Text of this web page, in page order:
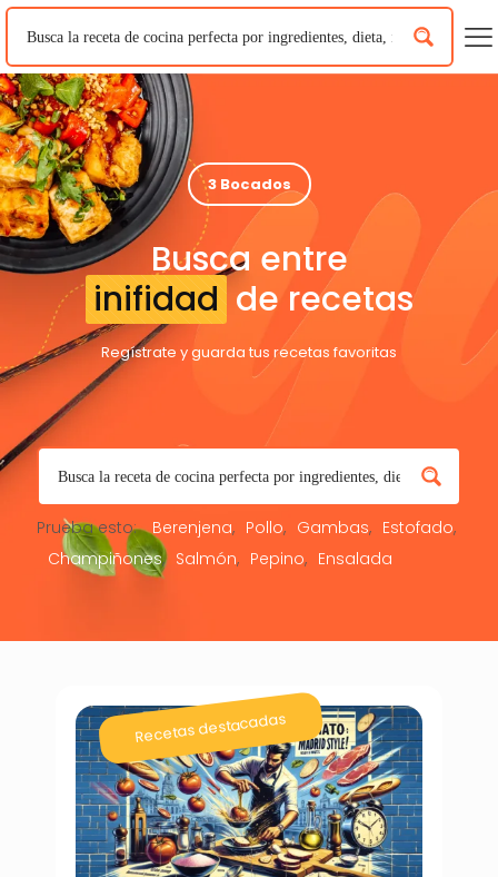
3 Bocados
Busca entre
inifidad de recetas
Regístrate y guarda tus recetas favoritas
Prueba esto: Berenjena Pollo Gambas
Estofado
Champiñones
Salmón Pepino Ensalada
Recetas destacadas